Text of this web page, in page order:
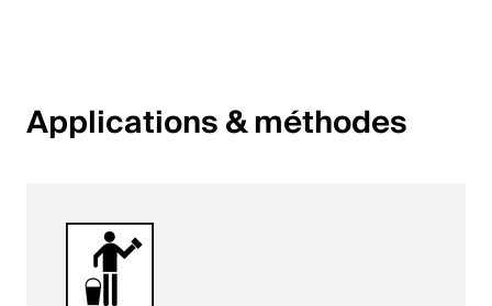
English
English
Applications & méthodes